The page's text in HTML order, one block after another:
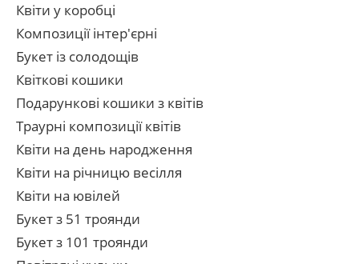
Квіти у коробці
Композиції інтер'єрні
Букет із солодощів
Квіткові кошики
Подарункові кошики з квітів
Траурні композиції квітів
Квіти на день народження
Квіти на річницю весілля
Квіти на ювілей
Букет з 51 троянди
Букет з 101 троянди